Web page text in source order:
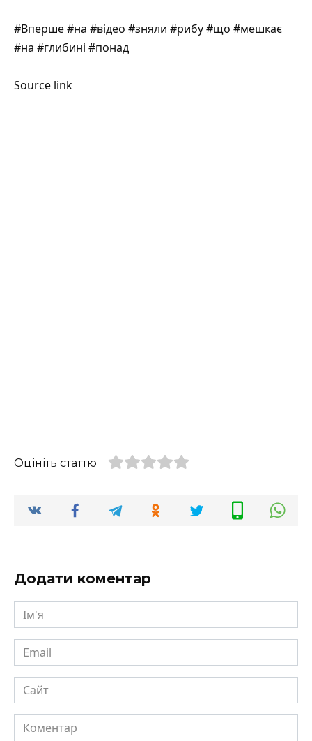
#Вперше #на #відео #зняли #рибу #що #мешкає
#на #глибині #понад
Source link
Оцініть статтю
Додати коментар
Ім'я
Email
Сайт
Коментар